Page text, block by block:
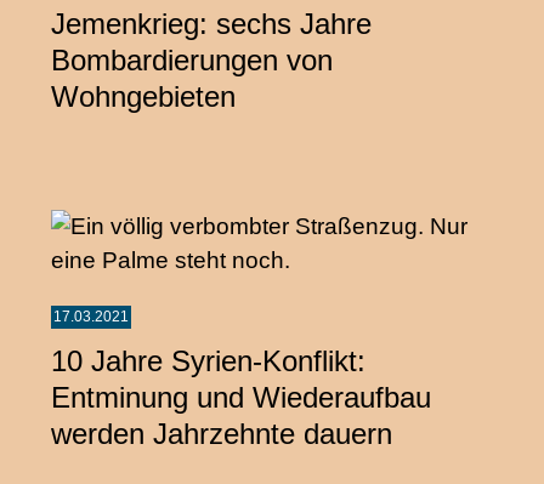
Jemenkrieg: sechs Jahre
Bombardierungen von
Wohngebieten
17.03.2021
10 Jahre Syrien-Konflikt:
Entminung und Wiederaufbau
werden Jahrzehnte dauern